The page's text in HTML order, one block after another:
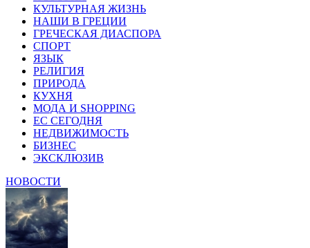
КУЛЬТУРНАЯ ЖИЗНЬ
НАШИ В ГРЕЦИИ
ГРЕЧЕСКАЯ ДИАСПОРА
СПОРТ
ЯЗЫК
РЕЛИГИЯ
ПРИРОДА
КУХНЯ
МОДА И SHOPPING
ЕС СЕГОДНЯ
НЕДВИЖИМОСТЬ
БИЗНЕС
ЭКСКЛЮЗИВ
НОВОСТИ